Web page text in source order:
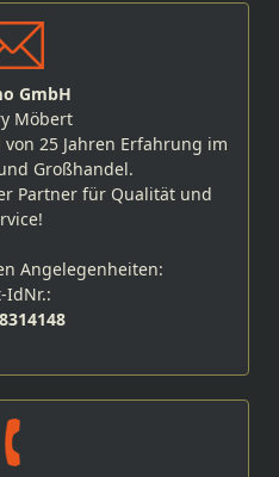
GmbH
Möbert
25 Jahren Erfahrung im
Großhandel.
Partner für Qualität und
Angelegenheiten:
IdNr.: